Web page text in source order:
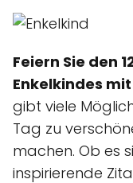
Feiern Sie den
Enkelkindes
gibt viele
Tag zu
machen. Ob es
inspirierende